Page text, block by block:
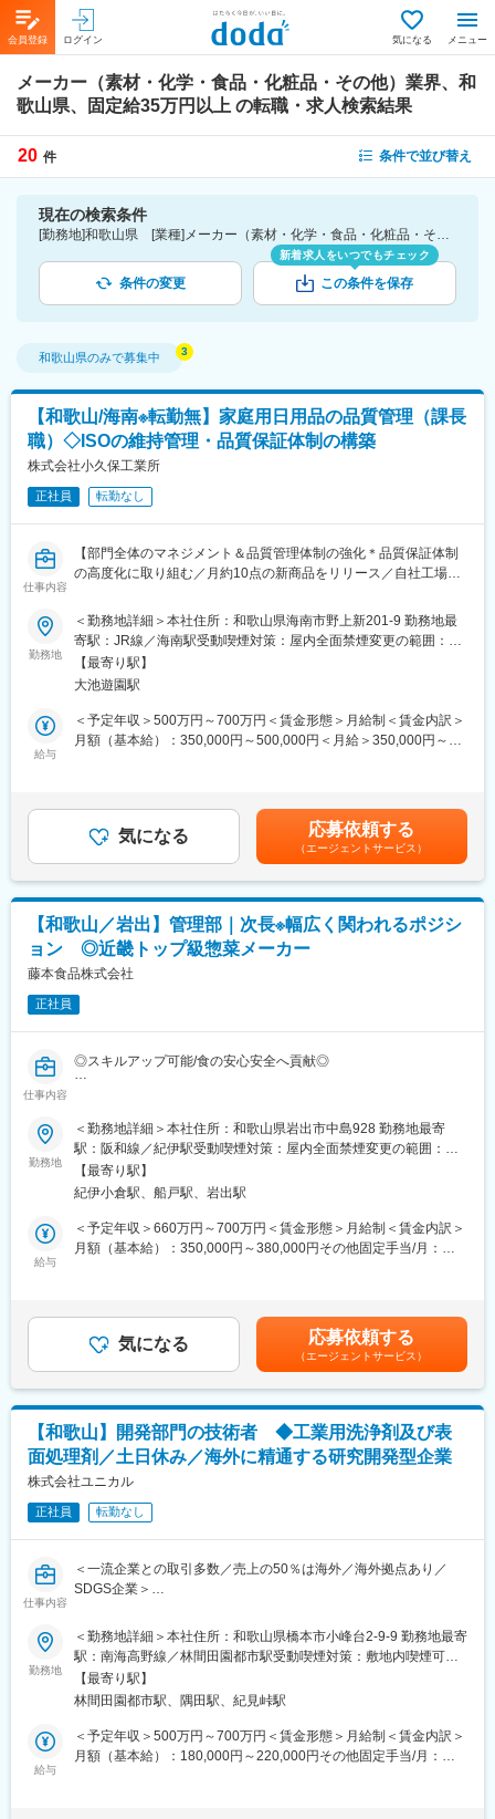
会員登録 ログイン 気になる メニュー
メーカー（素材・化学・食品・化粧品・その他）業界、和
歌山県、固定給35万円以上 の転職・求人検索結果
20 件 条件で並び替え
現在の検索条件
[勤務地]和歌山県 [業種]メーカー（素材・化学・食品・化粧品・その他）業界 [詳細条件](待遇・福利厚生)固定給35万円以上
条件の変更
新着求人をいつでもチェック
この条件を保存
和歌山県のみで募集中
【和歌山/海南※転勤無】家庭用日用品の品質管理（課長
職）◇ISOの維持管理・品質保証体制の構築
株式会社小久保工業所
正社員 転勤なし
仕事内容
【部門全体のマネジメント＆品質管理体制の強化＊品質保証体制
の高度化に取り組む／月約10点の新商品をリリース／自社工場を
■業務概要
当社はキッチン用品や掃除用品など家庭用日用品を製造・販売す
るメーカーです。品質管理部門の課長職として、部門全体のマネ
ジメントおよび品質管理体制の強化を担っていただきます。月に
約10点の新商品がリリースされる開発スピードを支え、品質基準
の最終判断や抜本的な再発防止策の立案、ISO9001認証の維持管
・品質管理部門のKPI設定、予算管理、メンバー（約8名）の評
価・育成
・新商品の品質基準策定と最終決裁、不備発生時の再発防止策立
・全社的な品質保証体制の構築、高度化（DX推進による業務効率
化を含む）
・経営層や開発、製造各部門と連携し、組織横断的な調整・意思
決定
・品質管理手法や最新技術の導入による部門アップデートの主導
■扱うサービス
キッチン・掃除用品、収納用品、美容用品など家庭日用品全般
く、裁量権を持って組織運営が可能
■業務の魅力
自社工場を持つメーカーで品質管理体制の抜本的強化や組織マネ
■教育体制
年間休日120日、土日祝休み、マイカー通勤可、転勤なし。家族
手当・退職金制度等福利厚生も充実
■想定されるキャリアパス
品質管理のプロフェッショナルとして組織運営や経営視点を養
い、将来的な幹部候補も目指せます
■企業の特徴/魅力
設立1996年、安定した事業基盤を持つ生活用品メーカーであり、
変更の範囲：会社の定める業務
勤務地
＜勤務地詳細＞本社住所：和歌山県海南市野上新201-9 勤務地最
寄駅：JR線／海南駅受動喫煙対策：屋内全面禁煙変更の範囲：会
社の定める事業所
【最寄り駅】
大池遊園駅
給与
＜予定年収＞500万円～700万円＜賃金形態＞月給制＜賃金内訳＞
月額（基本給）：350,000円～500,000円＜月給＞350,000円～
給(月額)は固定手当を含めた表記です。
気になる 応募依頼する
（エージェントサービス）
【和歌山／岩出】管理部｜次長※幅広く関われるポジシ
ョン ◎近畿トップ級惣菜メーカー
藤本食品株式会社
正社員
仕事内容
◎スキルアップ可能/食の安心安全へ貢献◎
管理部次長として、（1）総務人事課（人事・採用・教育・労務・
総務・法務・外国籍人材の就労支援など）（2）財務経理課（月次
決算、年次決算、会計伝票作成、データ入力・銀行振込業務、経
費精算など）（3）情報システム課（既存システムの見直し・入れ
替えの検討、現場やベンダーとの交渉、システム導入、管理、社
内ヘルプデスクなど）（4）販売管理課（商品の受発注、帳票等の
出力・管理、データ入力、電話応対など）の４つの課を横断的に
実務に深く関与しながら、自律的に行動するメンバーや経営層、
グループ会社と連携し、業務推進および組織課題の改善を主導い
ただくことを期待しております。幅広い業務に対応いただくた
■組織構成：
管理本部 管理部
総務人事課：8名（係長2名－メンバー6名）
財務経理課：7名（課長1名－係長1名-メンバー5名）
情報システム課：3名（課長1名-メンバー2名）
販売管理課：9名（課長1名-メンバー8名）
＜同社について＞
■こだわり
■商品について
https://www.fujimotofoods.co.jp/products/index.html
変更の範囲：会社の定める業務
勤務地
＜勤務地詳細＞本社住所：和歌山県岩出市中島928 勤務地最寄
駅：阪和線／紀伊駅受動喫煙対策：屋内全面禁煙変更の範囲：会
社の定める事業所
【最寄り駅】
紀伊小倉駅、船戸駅、岩出駅
給与
＜予定年収＞660万円～700万円＜賃金形態＞月給制＜賃金内訳＞
月額（基本給）：350,000円～380,000円その他固定手当/月：
があります。月給(月額)は固定手当を含めた表記です。
気になる 応募依頼する
（エージェントサービス）
【和歌山】開発部門の技術者 ◆工業用洗浄剤及び表
面処理剤／土日休み／海外に精通する研究開発型企業
株式会社ユニカル
正社員 転勤なし
仕事内容
＜一流企業との取引多数／売上の50％は海外／海外拠点あり／
SDGS企業＞
当社は金属洗浄剤の研究開発を通して、「地球に優しい化学の創
造」ユーザーの「品質向上とコストダウンの実現」に尽力し、
「環境と経済の共生実現」という3つのモットーを掲げ事業展開を
行う会社です。そんな当社にて、製品の研究開発をお任せしま
す。
■業務の特徴：
勤務地
＜勤務地詳細＞本社住所：和歌山県橋本市小峰台2-9-9 勤務地最寄
駅：南海高野線／林間田園都市駅受動喫煙対策：敷地内喫煙可能
場所あり変更の範囲：会社の定める事業所
【最寄り駅】
林間田園都市駅、隅田駅、紀見峠駅
給与
＜予定年収＞500万円～700万円＜賃金形態＞月給制＜賃金内訳＞
月額（基本給）：180,000円～220,000円その他固定手当/月：